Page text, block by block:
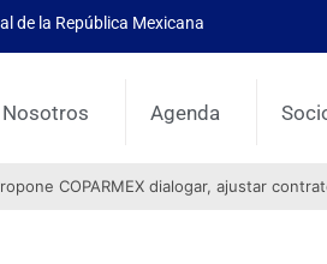
de la República Mexicana
Nosotros Agenda
COPARMEX dialogar, ajustar